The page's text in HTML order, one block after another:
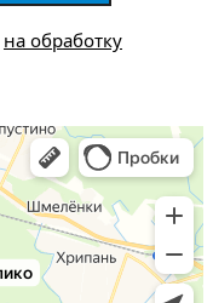
на обработку